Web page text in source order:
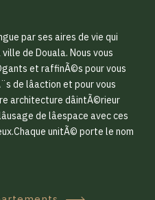
par ses aires de vie qui
de Douala. Nous vous
et raffinÃ©s pour vous
de lâaction et pour vous
architecture dâintÃ©rieur
de lâespace avec ces
unitÃ© porte le nom